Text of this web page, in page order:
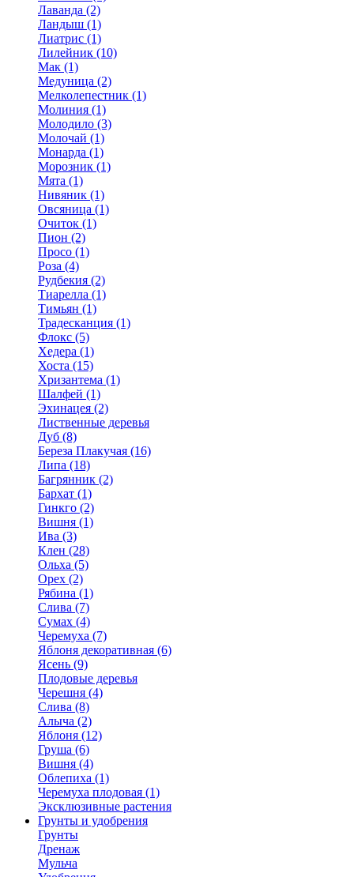
Лаванда (2)
Ландыш (1)
Лиатрис (1)
Лилейник (10)
Мак (1)
Медуница (2)
Мелколепестник (1)
Молиния (1)
Молодило (3)
Молочай (1)
Монарда (1)
Морозник (1)
Мята (1)
Нивяник (1)
Овсяница (1)
Очиток (1)
Пион (2)
Просо (1)
Роза (4)
Рудбекия (2)
Тиарелла (1)
Тимьян (1)
Традесканция (1)
Флокс (5)
Хедера (1)
Хоста (15)
Хризантема (1)
Шалфей (1)
Эхинацея (2)
Лиственные деревья
Дуб (8)
Береза Плакучая (16)
Липа (18)
Багрянник (2)
Бархат (1)
Гинкго (2)
Вишня (1)
Ива (3)
Клен (28)
Ольха (5)
Орех (2)
Рябина (1)
Слива (7)
Сумах (4)
Черемуха (7)
Яблоня декоративная (6)
Ясень (9)
Плодовые деревья
Черешня (4)
Слива (8)
Алыча (2)
Яблоня (12)
Груша (6)
Вишня (4)
Облепиха (1)
Черемуха плодовая (1)
Эксклюзивные растения
Грунты и удобрения
Грунты
Дренаж
Мульча